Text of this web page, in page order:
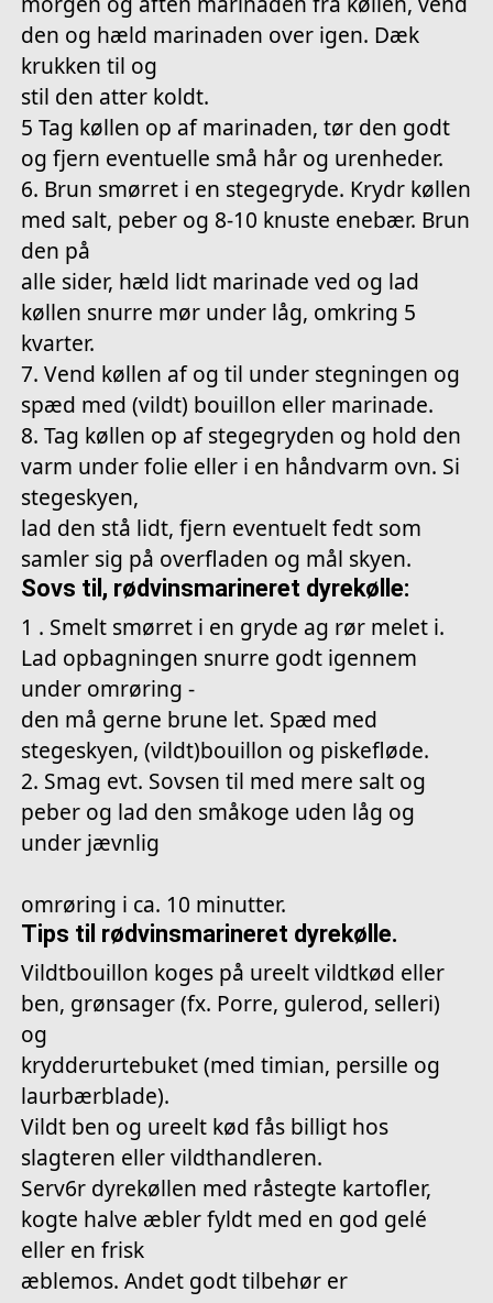
den og hæld marinaden over igen. Dæk
krukken til og
stil den atter koldt.
5 Tag køllen op af marinaden, tør den godt
og fjern eventuelle små hår og urenheder.
6. Brun smørret i en stegegryde. Krydr køllen
med salt, peber og 8-10 knuste enebær. Brun
den på
alle sider, hæld lidt marinade ved og lad
køllen snurre mør under låg, omkring 5
kvarter.
7. Vend køllen af og til under stegningen og
spæd med (vildt) bouillon eller marinade.
8. Tag køllen op af stegegryden og hold den
varm under folie eller i en håndvarm ovn. Si
stegeskyen,
lad den stå lidt, fjern eventuelt fedt som
samler sig på overfladen og mål skyen.
Sovs til, rødvinsmarineret dyrekølle:
1 . Smelt smørret i en gryde ag rør melet i.
Lad opbagningen snurre godt igennem
under omrøring -
den må gerne brune let. Spæd med
stegeskyen, (vildt)bouillon og piskefløde.
2. Smag evt. Sovsen til med mere salt og
peber og lad den småkoge uden låg og
under jævnlig
omrøring i ca. 10 minutter.
Tips til rødvinsmarineret dyrekølle.
Vildtbouillon koges på ureelt vildtkød eller
ben, grønsager (fx. Porre, gulerod, selleri)
og
krydderurtebuket (med timian, persille og
laurbærblade).
Vildt ben og ureelt kød fås billigt hos
slagteren eller vildthandleren.
Serv6r dyrekøllen med råstegte kartofler,
kogte halve æbler fyldt med en god gelé
eller en frisk
æblemos. Andet godt tilbehør er